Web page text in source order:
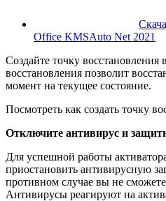
Office KMSAuto Net 2021
Создайте точку восстановления
восстановления позволит
момент на текущее состояние.
Посмотреть как создать точку
Отключите антивирус и
Для успешной работы
приостановить антивирусную
противном случае вы не
Антивирусы реагируют на